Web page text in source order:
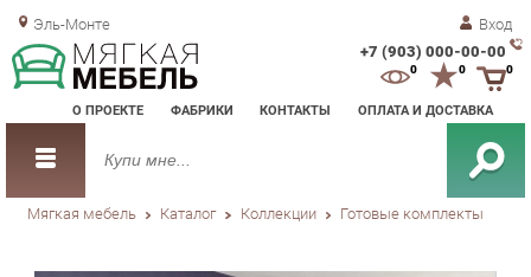
Эль-Монте Вход
+7 (903) 000-00-00
О ПРОЕКТЕ ФАБРИКИ КОНТАКТЫ ОПЛАТА И ДОСТАВКА
0 0
Мягкая мебель Каталог Коллекции Готовые комплекты